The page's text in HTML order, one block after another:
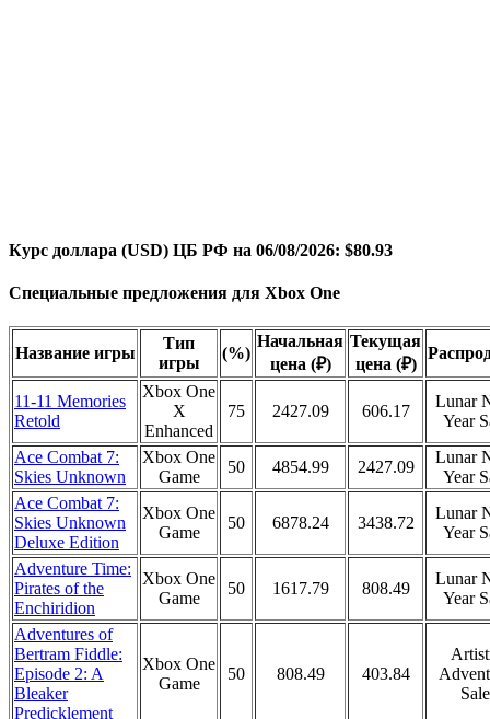
Курс доллара (USD) ЦБ РФ на 06/08/2026: $80.93
Специальные предложения для Xbox One
Название игры
Тип
игры
(%)
Начальная
цена (₽)
Текущая
цена (₽)
11-11 Memories
Retold
Xbox One
X
Enhanced
75 2427.09 606.17
Lunar
Year
Ace Combat 7:
Skies Unknown
Xbox One
Game
50 4854.99 2427.09
Lunar
Year
Ace Combat 7:
Skies Unknown
Deluxe Edition
Xbox One
Game
50 6878.24 3438.72
Lunar
Year
Adventure Time:
Pirates of the
Enchiridion
Xbox One
Game
50 1617.79 808.49
Lunar
Year
Adventures of
Bertram Fiddle:
Episode 2: A
Bleaker
Predicklement
Xbox One
Game
50 808.49 403.84
Sale